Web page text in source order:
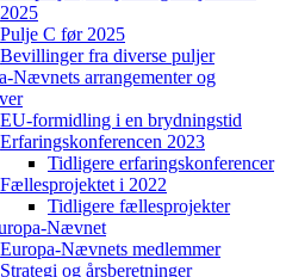
2025
Pulje C før 2025
Bevillinger fra diverse puljer
Nævnets arrangementer og
EU-formidling i en brydningstid
Erfaringskonferencen 2023
Tidligere erfaringskonferencer
Fællesprojektet i 2022
Tidligere fællesprojekter
Nævnet
Europa-Nævnets medlemmer
Strategi og årsberetninger